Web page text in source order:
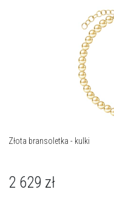
Złota bransoletka - kulki
2 629 zł